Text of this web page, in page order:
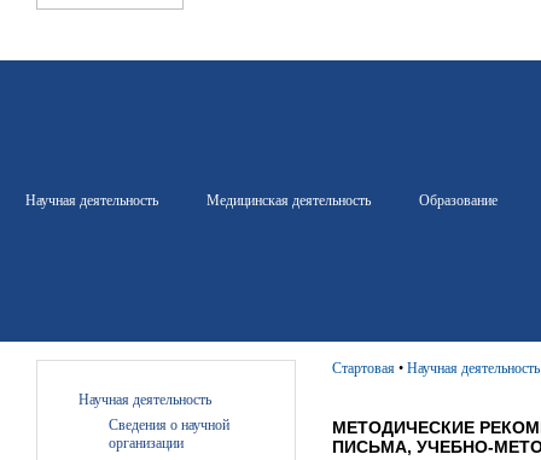
Научная деятельность Медицинская деятельность Образование
Научная деятельность
Сведения о научной
организации
Стартовая • Научная деятельность
МЕТОДИЧЕСКИЕ
ПИСЬМА, УЧЕБНО-